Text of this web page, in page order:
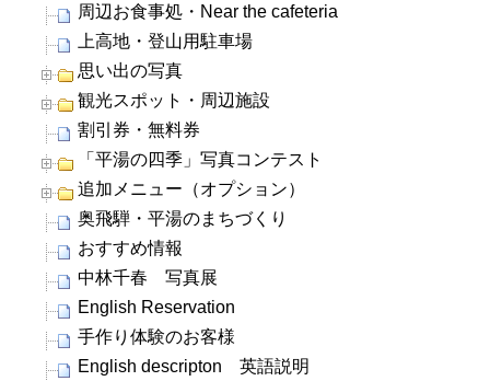
周辺お食事処・Near the cafeteria
上高地・登山用駐車場
思い出の写真
観光スポット・周辺施設
割引券・無料券
「平湯の四季」写真コンテスト
追加メニュー（オプション）
奥飛騨・平湯のまちづくり
おすすめ情報
中林千春 写真展
English Reservation
手作り体験のお客様
English descripton 英語説明